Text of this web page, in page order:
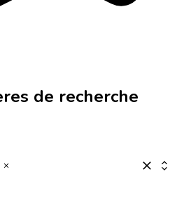
de recherche